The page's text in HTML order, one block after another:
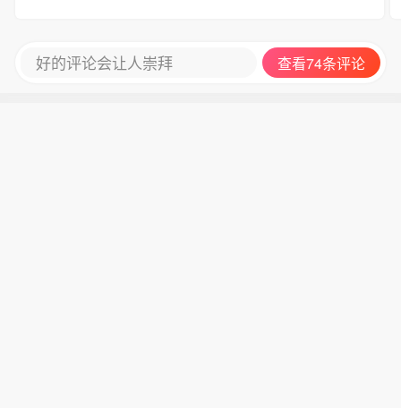
好的评论会让人崇拜 查看74条评论